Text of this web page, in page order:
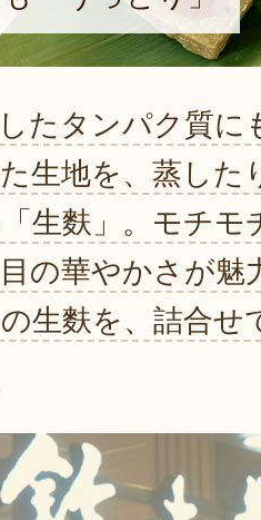
たタンパク質に
生地を、蒸した
生麩」。モチモ
の華やかさが魅
生麩を、詰合せ